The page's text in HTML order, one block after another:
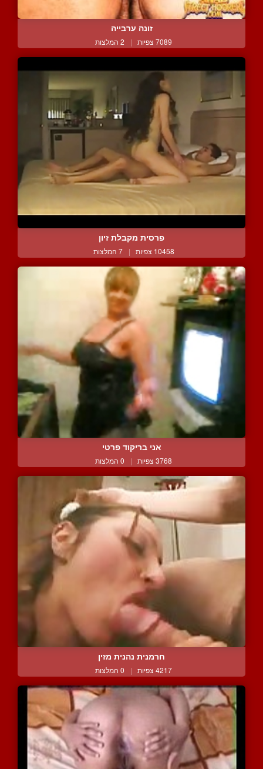
זונה ערבייה
7089 צפיות | 2 המלצות
פרסית מקבלת זיון
10458 צפיות | 7 המלצות
אני בריקוד פרטי
3768 צפיות | 0 המלצות
חרמנית נהנית מזין
4217 צפיות | 0 המלצות